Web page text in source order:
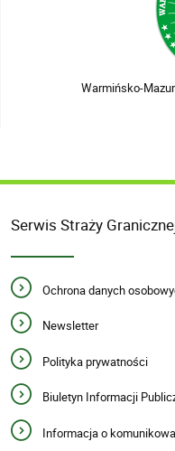
Warmińsko-
Serwis Straży
Ochrona danych
Newsletter
Polityka prywatności
Biuletyn Informacji
Informacja o